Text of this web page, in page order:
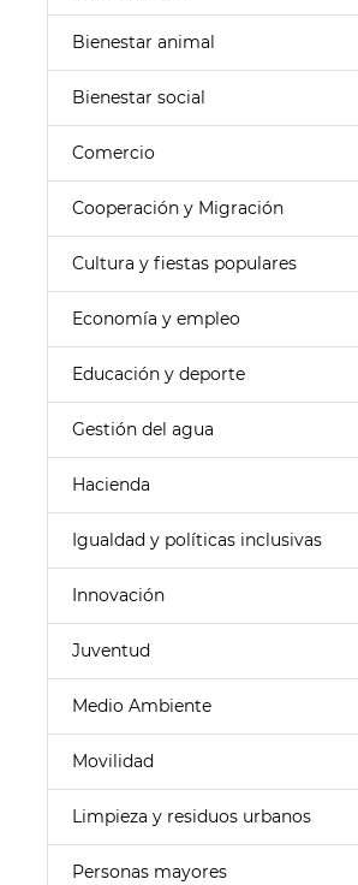
Bienestar animal
Bienestar social
Comercio
Cooperación y Migración
Cultura y fiestas populares
Economía y empleo
Educación y deporte
Gestión del agua
Hacienda
Igualdad y políticas inclusivas
Innovación
Juventud
Medio Ambiente
Movilidad
Limpieza y residuos urbanos
Personas mayores